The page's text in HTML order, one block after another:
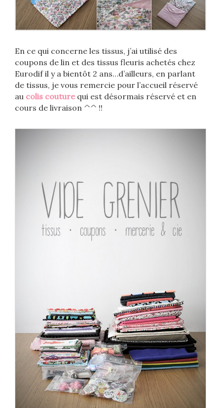
En ce qui concerne les tissus, j’ai utilisé des
coupons de lin et des tissus fleuris achetés chez
Eurodif il y a bientôt 2 ans…d’ailleurs, en parlant
de tissus, je vous remercie pour l’accueil réservé
au colis couture qui est désormais réservé et en
cours de livraison ^^ !!